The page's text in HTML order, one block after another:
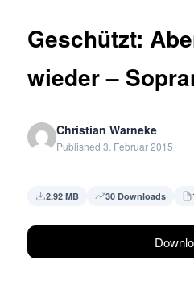
Geschützt:
wieder –
Christian Warneke
Published 3. Februar 2015
2.92 MB 30 Downloads